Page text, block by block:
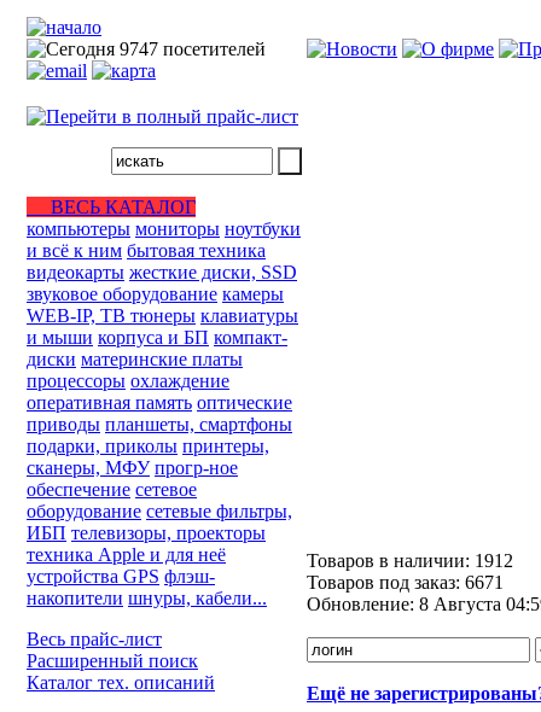
ВЕСЬ КАТАЛОГ
компьютеры мониторы ноутбуки
и всё к ним бытовая техника
видеокарты жесткие диски, SSD
звуковое оборудование камеры
WEB-IP, ТВ тюнеры клавиатуры
и мыши корпуса и БП компакт-
диски материнские платы
процессоры охлаждение
оперативная память оптические
приводы планшеты, смартфоны
подарки, приколы принтеры,
сканеры, МФУ прогр-ное
обеспечение сетевое
оборудование сетевые фильтры,
ИБП телевизоры, проекторы
техника Apple и для неё
устройства GPS флэш-
накопители шнуры, кабели...
Весь прайс-лист
Расширенный поиск
Каталог тех. описаний
Товаров в наличии: 1912
Товаров под заказ: 6671
Обновление: 8 Августа
Ещё не